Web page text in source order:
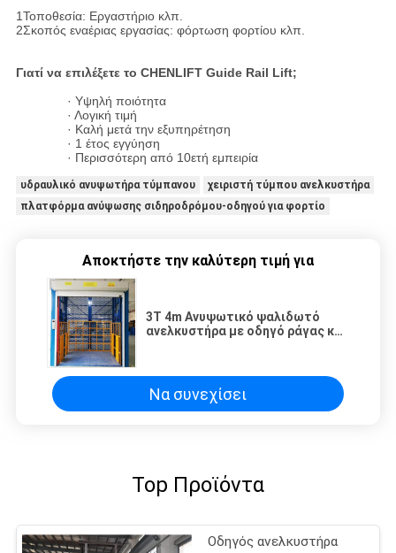
1Τοποθεσία: Εργαστήριο κλπ.
2Σκοπός εναέριας εργασίας: φόρτωση φορτίου κλπ.
Γιατί να επιλέξετε το CHENLIFT Guide Rail Lift;
· Υψηλή ποιότητα
· Λογική τιμή
· Καλή μετά την εξυπηρέτηση
· 1 έτος εγγύηση
· Περισσότερη από 10ετή εμπειρία
υδραυλικό ανυψωτήρα τύμπανου
χειριστή τύμπου ανελκυστήρα
πλατφόρμα ανύψωσης σιδηροδρόμου-οδηγού για φορτίο
Αποκτήστε την καλύτερη τιμή για
3T 4m Ανυψωτικό ψαλιδωτό
ανελκυστήρα με οδηγό ράγας και
Να συνεχίσει
Top Προϊόντα
Οδηγός ανελκυστήρα